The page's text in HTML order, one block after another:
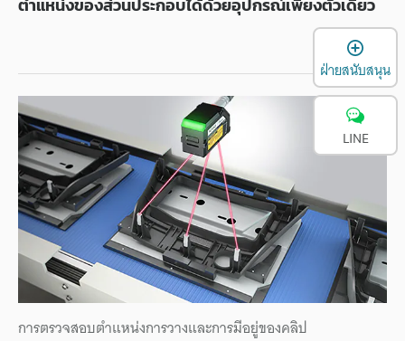
ตำแหน่งของส่วนประกอบได้ด้วยอุปกรณ์เพียงตัวเดียว
การตรวจสอบตำแหน่งการวางและการมีอยู่ของคลิป
ฝ่ายสนับสนุน
LINE